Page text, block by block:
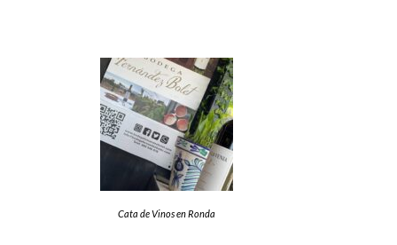
Cata de Vinos en Ronda